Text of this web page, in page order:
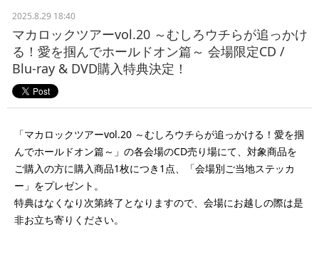
2025.8.29 18:40
マカロックツアーvol.20 ～むしろウチらが追っかけ
る！愛を掴んでホールドオン篇～ 会場限定CD /
Blu-ray & DVD購入特典決定！
「マカロックツアーvol.20 ～むしろウチらが追っかける！愛を掴
んでホールドオン篇～」の各会場のCD売り場にて、対象商品を
ご購入の方に購入商品1枚につき1点、「会場別ご当地ステッカ
ー」をプレゼント。
特典はなくなり次第終了となりますので、会場にお越しの際は是
非お立ち寄りください。